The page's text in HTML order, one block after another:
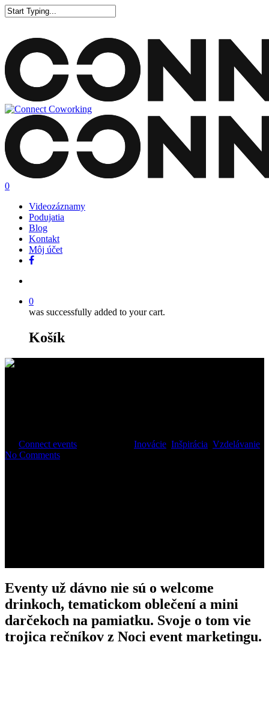
0
Videozáznamy
Podujatia
Blog
Kontakt
Môj účet
0
was successfully added to your cart.
Košík
Connect events Inovácie Inšpirácia Vzdelávanie
No Comments
Eventy už dávno nie sú o welcome
drinkoch, tematickom oblečení a mini
darčekoch na pamiatku. Svoje o tom vie
trojica rečníkov z Noci event marketingu.